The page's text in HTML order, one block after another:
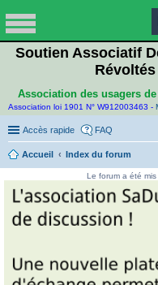
Soutien Associatif
Révoltés
Association des usagers
Association loi 1901 N° W912003463 -
Accès rapide FAQ
Accueil
Index du forum
Le forum a été